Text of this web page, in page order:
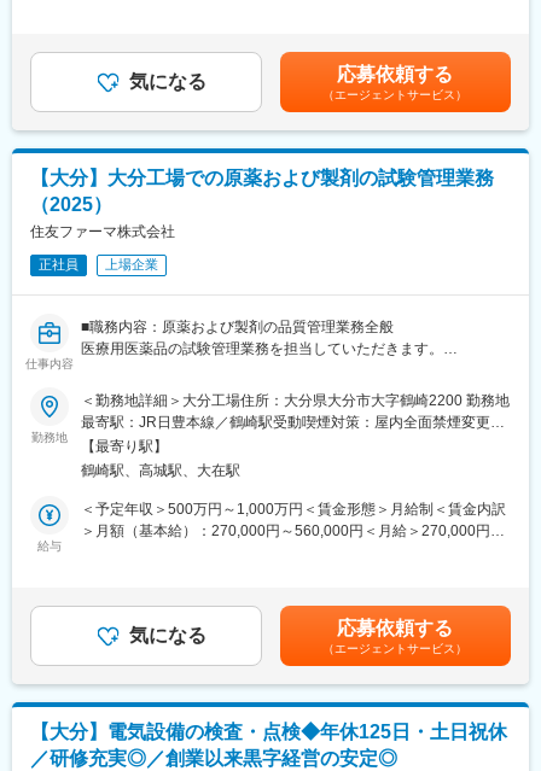
顧客からいかにシェアを獲得するか試行錯誤する面白さがありま
す。
変更の範囲：会社の定める業務
担います。商用生産の安全操業、安心品質、安定供給を支える中
核的なポジションです。
国内外にわたる多様な業務があるため、経験や意欲に応じて、幅
■この仕事の魅力：
国内外の商用製品の品質保証業務に幅広く関わることができ、原
薬・製剤、無菌・非無菌の品質保証、国内外当局への対応など、
多様な経験を積むことが可能です。経験や意欲に応じて、原薬か
ら製剤まで幅広い業務に挑戦できます。
品質保証は工場全体の中心的な役割を担い、様々な案件に関与し
ながらリーダーシップを発揮します。品質保証業務の経験者は、
モノづくり全般やプロジェクトマネジメントの知識を活かし、当
理・品質保証などの工場部門に加え、生産企画や製造販売業の品
質保証部門など、希望や資質に応じたキャリアパスを描くことが
できます。
さらに、当工場は常に変革を推進しており、新たな大分工場を自
さらなる成長を後押しする環境がここにあります。
金額であり、選考を通じて上下する可能性があります。月給(月額)
は固定手当を含めた表記です。
気になる 応募依頼する
（エージェントサービス）
【大分】大分工場での原薬および製剤の試験管理業務
（2025）
住友ファーマ株式会社
正社員 上場企業
仕事内容
■職務内容：原薬および製剤の品質管理業務全般
医療用医薬品の試験管理業務を担当していただきます。
大分工場では、注射剤の原薬から製剤まで一貫した製造を行い、
その製品をグローバルに供給しています。日本国内向けの業務に
加え、欧米や中国をはじめとする海外への製品輸出、海外原材料
の品質管理、海外当局査察への対応など、国際的な業務にも携わ
ることができます。
大分工場の試験管理業務は、工場の「Quality Control（QC）」を
評価試験や試験法開発などの技術検討、承認申請に関する業務も
担当します。また、データインテグリティ対応や品質文化
（Quality Culture）の推進など、製品の品質を守る中核的な役割
国内外にわたる多様な業務があるため、経験や意欲に応じて順次
担当いただきます。挑戦と成長を求める方にとって、非常にやり
がいのある環境です。
勤務地
＜勤務地詳細＞大分工場住所：大分県大分市大字鶴崎2200 勤務地
最寄駅：JR日豊本線／鶴崎駅受動喫煙対策：屋内全面禁煙変更の
範囲：会社の定める事業所
【最寄り駅】
鶴崎駅、高城駅、大在駅
給与
＜予定年収＞500万円～1,000万円＜賃金形態＞月給制＜賃金内訳
＞月額（基本給）：270,000円～560,000円＜月給＞270,000円～
金額であり、選考を通じて上下する可能性があります。月給(月額)
は固定手当を含めた表記です。
気になる 応募依頼する
（エージェントサービス）
【大分】電気設備の検査・点検◆年休125日・土日祝休
／研修充実◎／創業以来黒字経営の安定◎